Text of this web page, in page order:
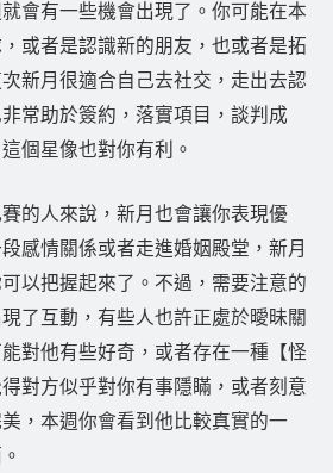
會有一些機會出現了。你可能在本
或者是認識新的朋友，也或者是拓
新月很適合自己去社交，走出去認
常助於簽約，落實項目，談判成
個星像也對你有利。
的人來說，新月也會讓你表現優
感情關係或者走進婚姻殿堂，新月
以把握起來了。不過，需要注意的
了互動，有些人也許正處於曖昧關
對他有些好奇，或者存在一種【怪
對方似乎對你有事隱瞞，或者刻意
，本週你會看到他比較真實的一